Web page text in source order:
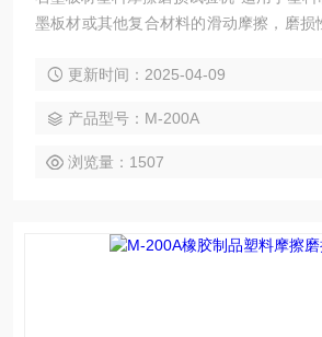
墨板材或其他复合材料的滑动摩擦，磨损
更新时间：2025-04-09
产品型号：M-200A
浏览量：1507